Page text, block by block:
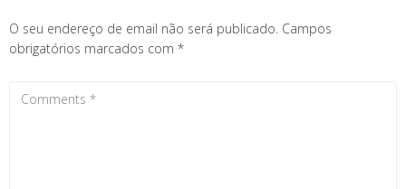
O seu endereço de email não será publicado. Campos
obrigatórios marcados com *